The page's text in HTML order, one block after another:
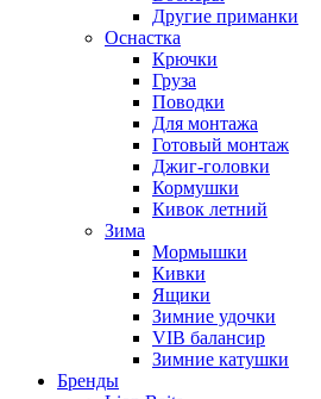
Другие приманки
Оснастка
Крючки
Груза
Поводки
Для монтажа
Готовый монтаж
Джиг-головки
Кормушки
Кивок летний
Зима
Мормышки
Кивки
Ящики
Зимние удочки
VIB балансир
Зимние катушки
Бренды